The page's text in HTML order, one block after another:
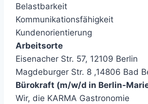
Belastbarkeit
Kommunikationsfähigkeit
Kundenorientierung
Arbeitsorte
Eisenacher Str. 57, 12109 Berlin
Magdeburger Str. 8 ,14806 Bad
Bürokraft (m/w/d in Berlin-
Wir, die KARMA Gastronomie